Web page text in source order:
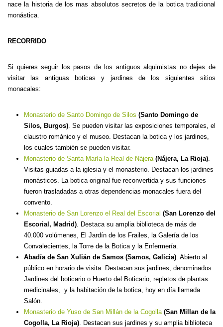
nace la historia de los mas absolutos secretos de la botica tradicional
monástica.
RECORRIDO
Si quieres seguir los pasos de los antiguos alquimistas no dejes de
visitar las antiguas boticas y jardines de los siguientes sitios
monacales:
Monasterio de Santo Domingo de Silos (Santo Domingo de
Silos, Burgos). Se pueden visitar las exposiciones temporales, el
claustro románico y el museo. Destacan la botica y los jardines,
los cuales también se pueden visitar.
Monasterio de Santa María la Real de Nájera(Nájera, La Rioja).
Visitas guiadas a la iglesia y el monasterio. Destacan los jardines
monásticos. La botica original fue reconvertida y sus funciones
fueron trasladadas a otras dependencias monacales fuera del
convento.
Monasterio de San Lorenzo el Real del Escorial (San Lorenzo del
Escorial, Madrid). Destaca su amplia biblioteca de más de
40.000 volúmenes, El Jardín de los Frailes, la Galería de los
Convalecientes, la Torre de la Botica y la Enfermería.
Abadía de San Xulián de Samos (Samos, Galicia). Abierto al
público en horario de visita. Destacan sus jardines, denominados
Jardines del boticario o Huerto del Boticario, repletos de plantas
medicinales, y la habitación de la botica, hoy en día llamada
Salón.
Monasterio de Yuso de San Millán de la Cogolla(San Millan de la
Cogolla, La Rioja). Destacan sus jardines y su amplia biblioteca